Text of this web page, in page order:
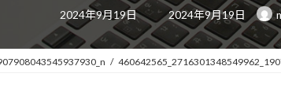
2024年9月19日
最
終
更
新
日
時
2024年9月19日